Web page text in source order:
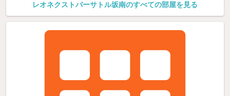
レオネクストバーサトル坂南のすべての部屋を見る